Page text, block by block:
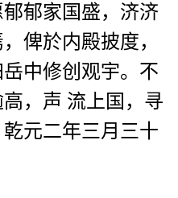
郁家国盛，济济
俾於内殿披度，
中修创观宇。不
，声 流上国，寻
元二年三月三十